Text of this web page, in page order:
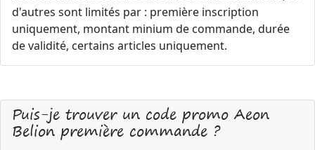
d'autres sont limités par : première inscription
uniquement, montant minium de commande, durée
de validité, certains articles uniquement.
Puis-je trouver un code promo Aeon
Belion première commande ?